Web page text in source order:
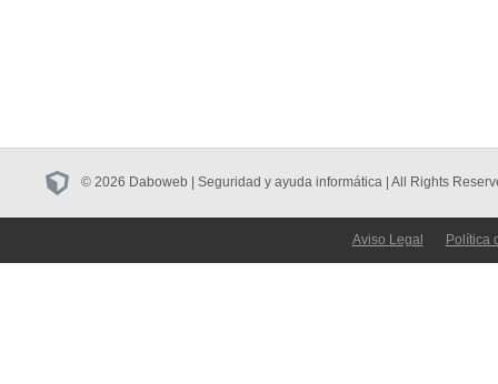
© 2026 Daboweb | Seguridad y ayuda informática | All Rights
Aviso Legal Política